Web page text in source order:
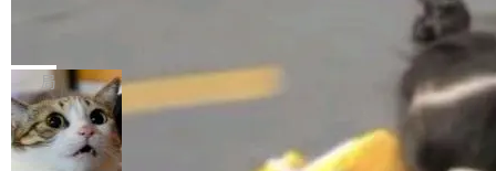
Harness 负责把能力落到真实环境中——调用工
具、读写文件、管理上下文、处理错误、完成闭
环。崔添翼招人的标...
理解、推理、生成与编辑，还仅以 8B-MoT 的轻
量大小，将能力推进到4K、更精细的真实质感、
更复杂的视觉控制和可持续迭代编辑。 相比 U
1，U1.5-Lite-Preview 在以下方向上带来了显著
nap。这次是 hwctl——一个用来检查 Ubuntu
硬件认证状态的命令行工具。 Canonical 工程师
Alan Griffiths 在邮件列表中说得很直白：「hwc
tl 是一个 Ubuntu 专有的包，它和它的依赖项都
局
Dario Amodei 担心新人来 Anthropic
只为金钱，不为使命
顶级 AI 研究员在两家公司之间来回跳，中间只